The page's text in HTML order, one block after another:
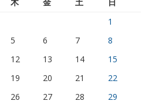
1
5 6 7
8
12 13 14
15
19 20 21
22
26 27 28
29